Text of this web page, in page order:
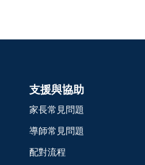
支援與協助
家長常見問題
導師常見問題
配對流程